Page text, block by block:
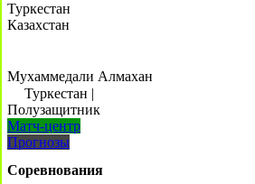
Туркестан
Казахстан
Мухаммедали Алмахан
Туркестан |
Полузащитник
Матч-центр
Прогнозы
Соревнования